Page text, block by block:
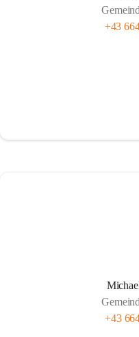
+43
+43